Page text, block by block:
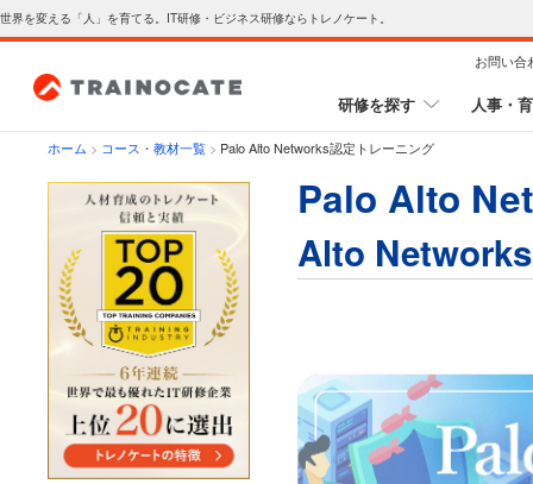
世界を変える「人」を育てる。IT研修・ビジネス研修ならトレノケート。
お問い合
研修を探す 人事・
ホーム > コース・教材一覧 > Palo Alto Networks認定トレーニング
Palo Alto
Alto